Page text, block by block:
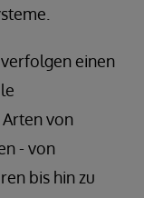
einen
von
- von
bis hin zu